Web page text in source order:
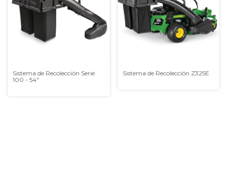
Sistema de Recolección Serie
100 - 54"
Sistema de Recolección Z325E